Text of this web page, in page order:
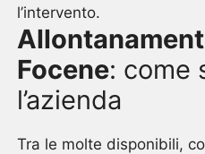
l’intervento.
Focene: come
l’azienda
Tra le molte disponibili,